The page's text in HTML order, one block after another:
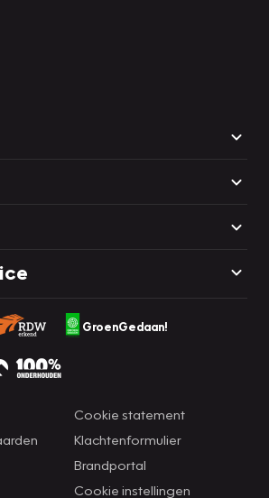
GroenGedaan!
Cookie statement
Klachtenformulier
Brandportal
Cookie instellingen